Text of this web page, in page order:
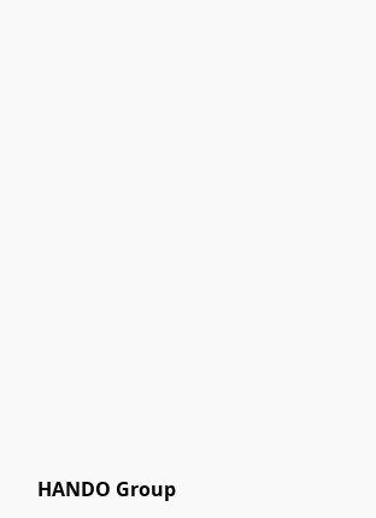
HANDO Group